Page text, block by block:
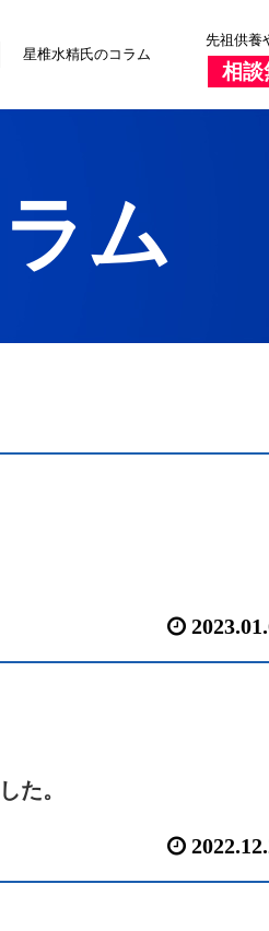
星椎水精氏のコラム
先祖供養
相談
ム
た。